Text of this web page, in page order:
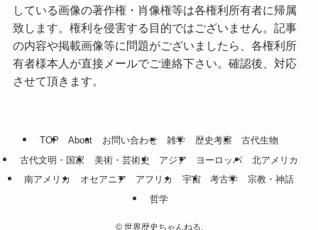
している画像の著作権・肖像権等は各権利所有者に帰属
致します。権利を侵害する目的ではございません。記事
の内容や掲載画像等に問題がございましたら、各権利所
有者様本人が直接メールでご連絡下さい。確認後、対応
させて頂きます。
TOP About お問い合わせ 雑学 歴史考察
古代生物
古代文明・国家
美術・芸術史 アジア ヨーロッパ
北アメリカ
南アメリカ
オセアニア アフリカ 宇宙 考古学
宗教・神話
哲学
©世界歴史ちゃんねる.